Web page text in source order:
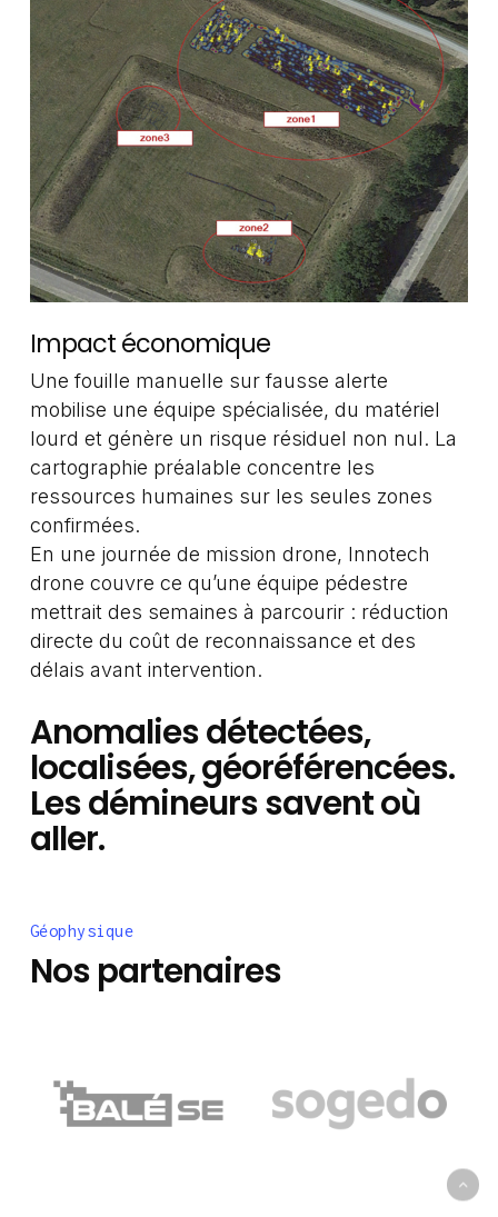
Impact économique
Une fouille manuelle sur fausse alerte
mobilise une équipe spécialisée, du matériel
lourd et génère un risque résiduel non nul. La
cartographie préalable concentre les
ressources humaines sur les seules zones
confirmées.
En une journée de mission drone, Innotech
drone couvre ce qu’une équipe pédestre
mettrait des semaines à parcourir : réduction
directe du coût de reconnaissance et des
délais avant intervention.
Anomalies détectées,
localisées, géoréférencées.
Les démineurs savent où
aller.
Géophysique
Nos partenaires